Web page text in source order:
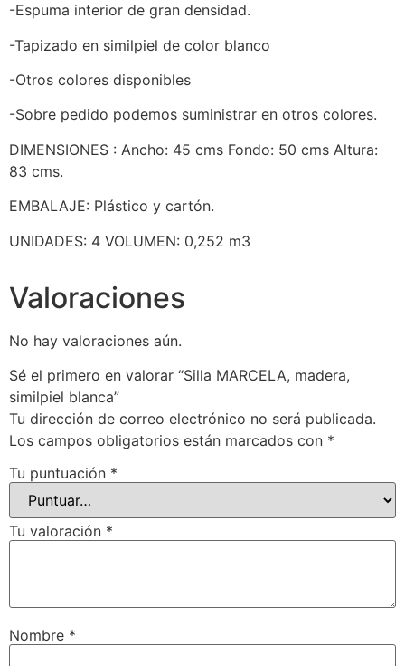
-Espuma interior de gran densidad.
-Tapizado en similpiel de color blanco
-Otros colores disponibles
-Sobre pedido podemos suministrar en otros colores.
DIMENSIONES : Ancho: 45 cms Fondo: 50 cms Altura:
83 cms.
EMBALAJE: Plástico y cartón.
UNIDADES: 4 VOLUMEN: 0,252 m3
Valoraciones
No hay valoraciones aún.
Sé el primero en valorar “Silla MARCELA, madera,
similpiel blanca”
Tu dirección de correo electrónico no será publicada.
Los campos obligatorios están marcados con *
Tu puntuación *
Tu valoración *
Nombre *